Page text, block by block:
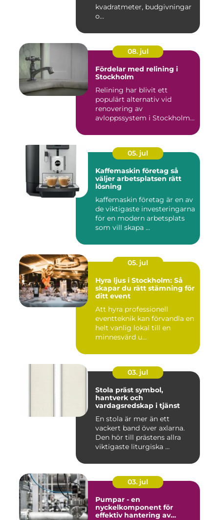
kvadratmeter, budgivningar
o...
08. jul
Fördelar med relining i
Stockholm
Relining har blivit ett
populärt alternativ vid
renovering av
avloppssystem i Stockholm.
05. jul
Kaffemaskin företag så
väljer arbetsplatsen rätt
lösning
kaffemaskin företag är en av
de viktigaste investeringarna
för en modern arbetsplats
som vill skapa ...
05. jul
Hyra ljus i Stockholm: Så
skapar du rätt stämning för
ditt event
Att hyra professionell
eventteknik kan förvandla en
helt vanlig lokal till en
minnesvärd u...
03. jul
Stola präst symbol,
hantverk och
vardagsredskap i tjänst
En stola är mer än ett
vackert band över axlarna.
Den hör till prästens allra
viktigaste liturgiska ...
03. jul
Pumpar - en
nyckelkomponent för
effektiv hantering av